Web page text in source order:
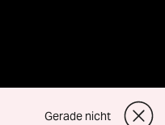
Gerade nicht